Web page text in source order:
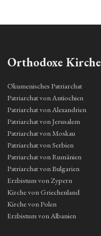
Orthodoxe Kirche
Ökumenisches Patriarchat
Patriarchat von Antiochien
Patriarchat von Alexandrien
Patriarchat von Jerusalem
Patriarchat von Moskau
Patriarchat von Serbien
Patriarchat von Rumänien
Patriarchat von Bulgarien
Erzbistum von Zypern
Kirche von Griechenland
Kirche von Polen
Erzbistum von Albanien